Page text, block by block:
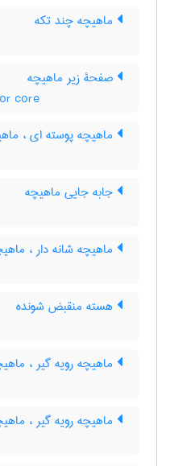
ماهیچه چند تکه
صفحۀ زیر ماهیچه
core
ماهیچه پوسته ای ،
جابه جایی ماهیچه
ماهیچه شانه دار ،
هسته منقبض شونده
ماهیچه رویه گیر ،
ماهیچه رویه گیر ،